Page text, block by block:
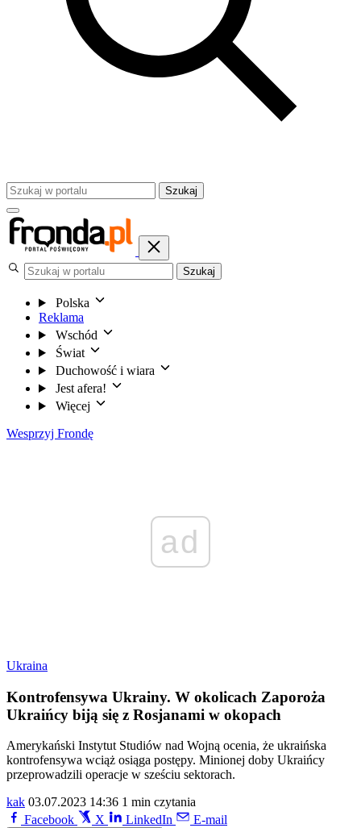
Szukaj
Szukaj
Polska
Reklama
Wschód
Świat
Duchowość i wiara
Jest afera!
Więcej
Wesprzyj Frondę
ad
Ukraina
Kontrofensywa Ukrainy. W okolicach Zaporoża
Ukraińcy biją się z Rosjanami w okopach
Amerykański Instytut Studiów nad Wojną ocenia, że ukraińska
kontrofensywa wciąż osiąga postępy. Minionej doby Ukraińcy
przeprowadzili operacje w sześciu sektorach.
kak 03.07.2023 14:36 1 min czytania
Facebook
X LinkedIn E-mail